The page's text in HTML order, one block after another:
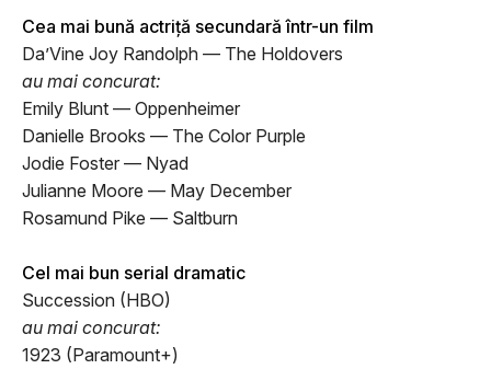
Cea mai bună actriță secundară într-un film
Da’Vine Joy Randolph — The Holdovers
au mai concurat:
Emily Blunt — Oppenheimer
Danielle Brooks — The Color Purple
Jodie Foster — Nyad
Julianne Moore — May December
Rosamund Pike — Saltburn
Cel mai bun serial dramatic
Succession (HBO)
au mai concurat:
1923 (Paramount+)